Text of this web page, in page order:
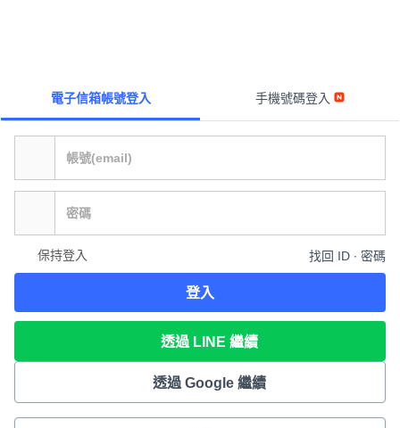
電子信箱帳號登入 手機號碼登入
保持登入 找回 ID ∙ 密碼
登入
透過 LINE 繼續
透過 Google 繼續